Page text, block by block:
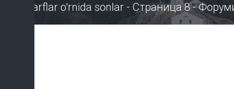
Harflar o'rnida sonlar - Страница 8 -